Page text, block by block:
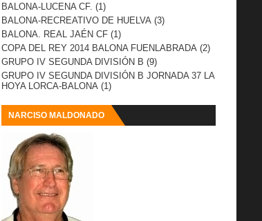
BALONA-LUCENA CF. (1)
BALONA-RECREATIVO DE HUELVA (3)
BALONA. REAL JAÉN CF (1)
COPA DEL REY 2014 BALONA FUENLABRADA (2)
GRUPO IV SEGUNDA DIVISIÓN B (9)
GRUPO IV SEGUNDA DIVISIÓN B JORNADA 37 LA
HOYA LORCA-BALONA (1)
NARCISO MALDONADO